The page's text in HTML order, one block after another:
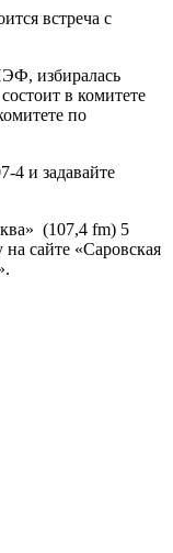
встреча с
избиралась
в комитете
по
4 и задавайте
(107,4 fm) 5
на сайте «Саровская